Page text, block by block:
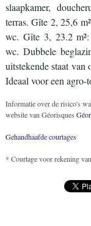
slaapkamer,
terras. Gîte 2, 25,6
wc. Gîte 3, 23.2 m²:
wc. Dubbele
uitstekende staat
Ideaal voor een
Informatie over de risico's
website van Géorisques
Gehandhaafde courtages
* Courtage voor rekening